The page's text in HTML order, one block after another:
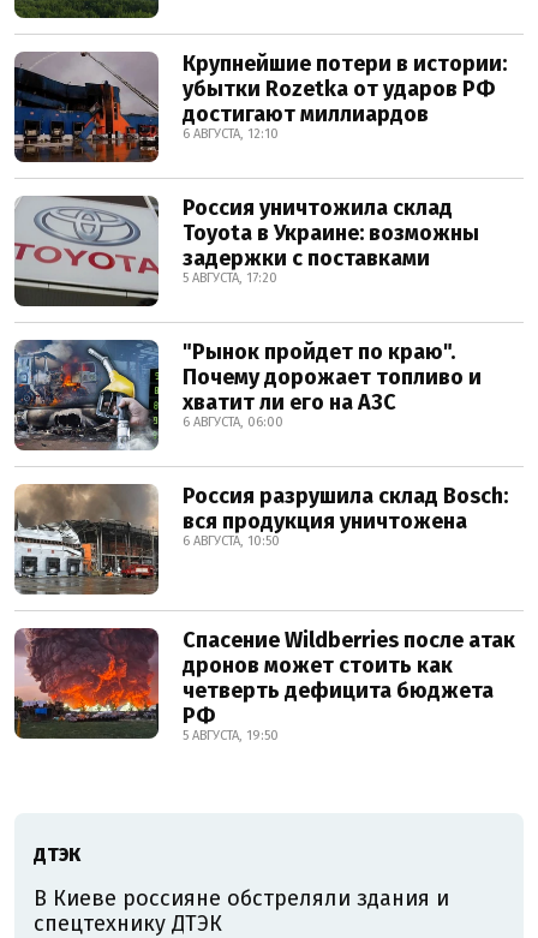
Крупнейшие потери в истории:
убытки Rozetka от ударов РФ
достигают миллиардов
6 АВГУСТА, 12:10
Россия уничтожила склад
Toyota в Украине: возможны
задержки с поставками
5 АВГУСТА, 17:20
"Рынок пройдет по краю".
Почему дорожает топливо и
хватит ли его на АЗС
6 АВГУСТА, 06:00
Россия разрушила склад Bosch:
вся продукция уничтожена
6 АВГУСТА, 10:50
Спасение Wildberries после атак
дронов может стоить как
четверть дефицита бюджета
РФ
5 АВГУСТА, 19:50
ДТЭК
В Киеве россияне обстреляли здания и
спецтехнику ДТЭК